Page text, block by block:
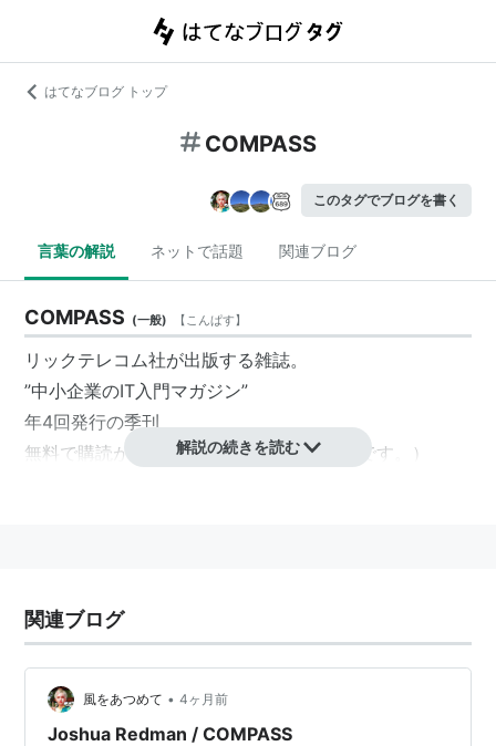
はてなブログ トップ
COMPASS
このタグでブログを書く
言葉の解説 ネットで話題 関連ブログ
COMPASS (一般) 【こんぱす】
リックテレコム社が出版する雑誌。
”中小企業のIT入門マガジン”
年4回発行の季刊
無料で購読が可能（ただし、1企業1冊までです。）
解説の続きを読む
関連ブログ
風をあつめて • 4ヶ月前
Joshua Redman / COMPASS